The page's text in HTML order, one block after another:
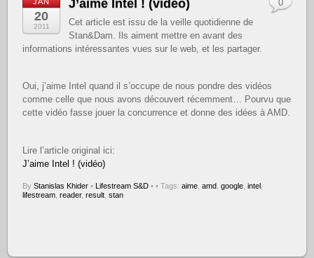
20
2011
J’aime Intel ! (vidéo)
Cet article est issu de la veille quotidienne de
Stan&Dam. Ils aiment mettre en avant des
informations intéressantes vues sur le web, et les partager.
Oui, j’aime Intel quand il s’occupe de nous pondre des vidéos
comme celle que nous avons découvert récemment… Pourvu que
cette vidéo fasse jouer la concurrence et donne des idées à AMD.
Lire l’article original ici:
J’aime Intel ! (vidéo)
ByStanislas Khider • Lifestream S&D •
0
• Tags:aime ,amd ,google ,intel
lifestream ,reader,result ,stan